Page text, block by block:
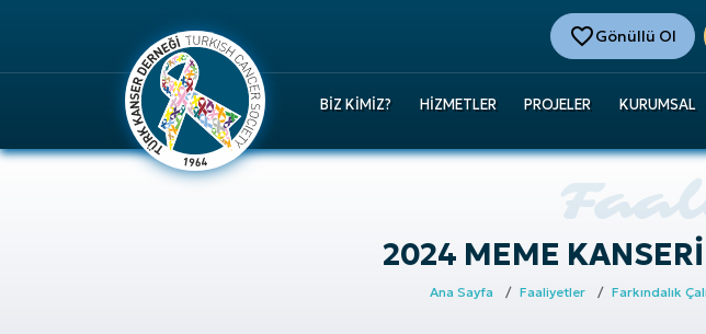
Gönüllü Ol
BIZ KIMIZ? HIZMETLER PROJELER KURUMSAL
2024 MEME
Ana Sayfa Faaliyetler Farkındalık